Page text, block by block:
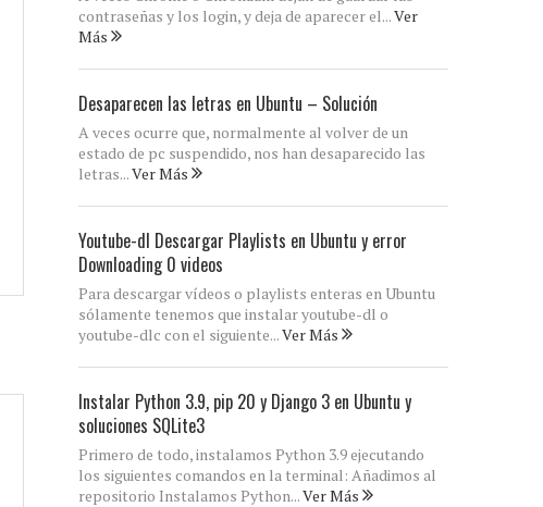
contraseñas y los login, y deja de aparecer el...Ver
Más
Desaparecen las letras en Ubuntu – Solución
A veces ocurre que, normalmente al volver de un
estado de pc suspendido, nos han desaparecido las
letras...Ver Más
Youtube-dl Descargar Playlists en Ubuntu y error
Downloading 0 videos
Para descargar vídeos o playlists enteras en Ubuntu
sólamente tenemos que instalar youtube-dl o
youtube-dlc con el siguiente...Ver Más
Instalar Python 3.9, pip 20 y Django 3 en Ubuntu y
soluciones SQLite3
Primero de todo, instalamos Python 3.9 ejecutando
los siguientes comandos en la terminal: Añadimos al
repositorio Instalamos Python...Ver Más